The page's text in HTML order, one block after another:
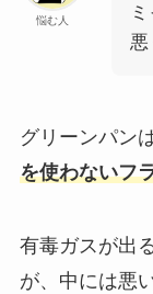
悩む人
悪
グリーンパン
を使わないフ
有毒ガスが出
が、中には悪